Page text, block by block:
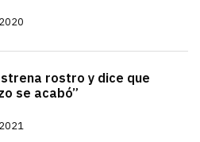
rostro y dice que
se acabó”